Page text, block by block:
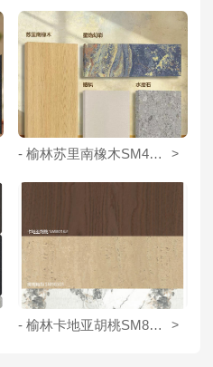
- 榆林苏里南橡木SM40213 >
- 榆林卡地亚胡桃SM80162 >